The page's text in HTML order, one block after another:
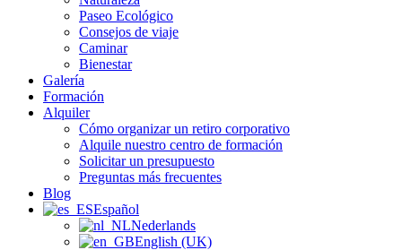
Paseo Ecológico
Consejos de viaje
Caminar
Bienestar
Galería
Formación
Alquiler
Cómo organizar un retiro corporativo
Alquile nuestro centro de formación
Solicitar un presupuesto
Preguntas más frecuentes
Blog
Español
Nederlands
English (UK)